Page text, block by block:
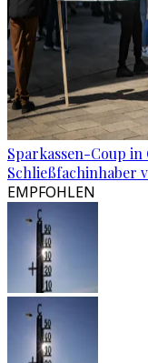
Sparkassen-Coup
Schließfachinhaber
EMPFOHLEN